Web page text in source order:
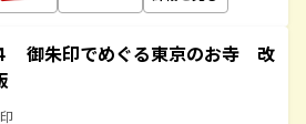
御朱印でめぐる東京のお寺 改